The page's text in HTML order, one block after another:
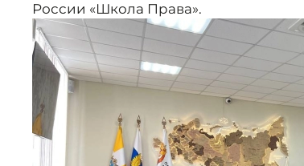
России «Школа Права».